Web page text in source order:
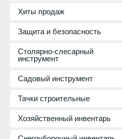
Хиты продаж
Защита и безопасность
Столярно-слесарный
инструмент
Садовый инструмент
Тачки строительные
Хозяйственный инвентарь